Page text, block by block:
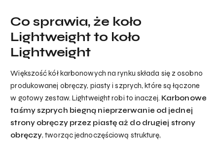
Co sprawia, że koło
Lightweight to koło
Lightweight
Większość kół karbonowych na rynku składa się z osobno
produkowanej obręczy, piasty i szprych, które są łączone
w gotowy zestaw. Lightweight robi to inaczej. Karbonowe
taśmy szprych biegną nieprzerwanie od jednej
strony obręczy przez piastę aż do drugiej strony
obręczy, tworząc jednoczęściową strukturę,